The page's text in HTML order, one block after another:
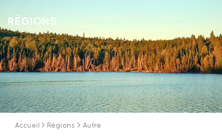
RÉGIONS
Accueil > Régions > Autre